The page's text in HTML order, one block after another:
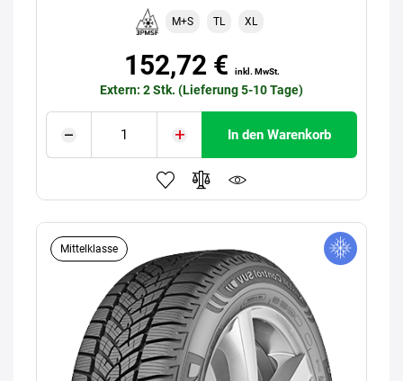
M+S TL XL
152,72 € inkl. MwSt.
Extern: 2 Stk. (Lieferung 5-10 Tage)
In den Warenkorb
Mittelklasse